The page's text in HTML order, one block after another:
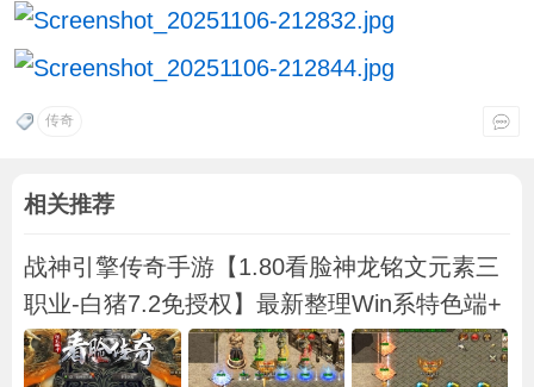
传奇
相关推荐
战神引擎传奇手游【1.80看脸神龙铭文元素三
职业-白猪7.2免授权】最新整理Win系特色端+